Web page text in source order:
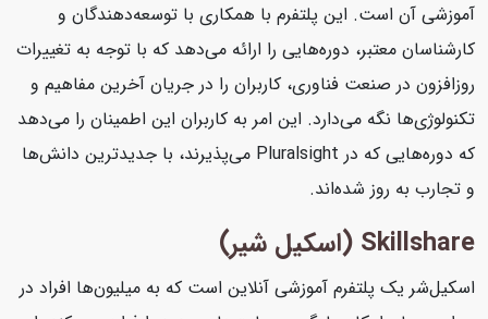
آموزشی آن است. این پلتفرم با همکاری با توسعه‌دهندگان و
کارشناسان معتبر، دوره‌هایی را ارائه می‌دهد که با توجه به تغییرات
روزافزون در صنعت فناوری، کاربران را در جریان آخرین مفاهیم و
تکنولوژی‌ها نگه می‌دارد. این امر به کاربران این اطمینان را می‌دهد
که دوره‌هایی که در Pluralsight می‌پذیرند، با جدیدترین دانش‌ها
و تجارب به روز شده‌اند.
Skillshare (اسکیل شیر)
اسکیل‌شر یک پلتفرم آموزشی آنلاین است که به میلیون‌ها افراد در